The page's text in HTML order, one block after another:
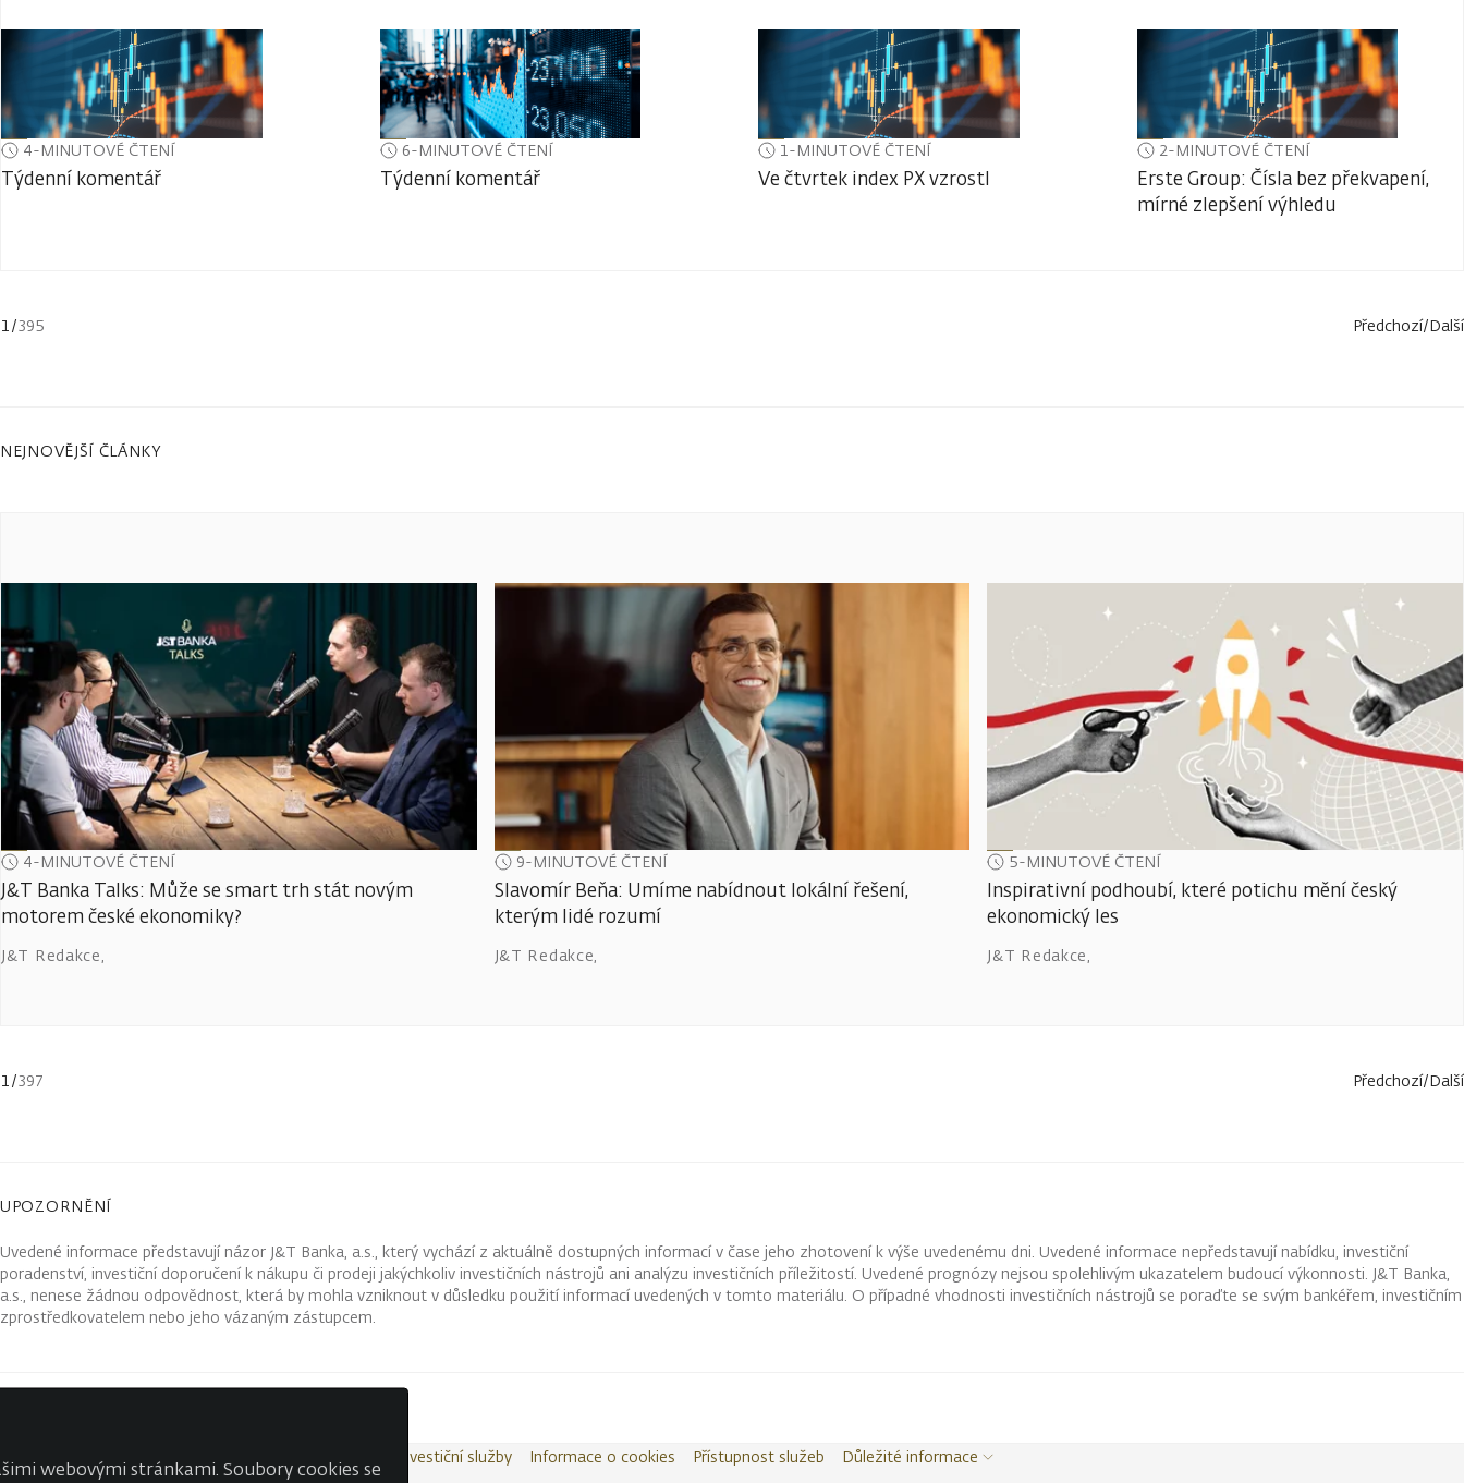
4-MINUTOVÉ ČTENÍ
Týdenní komentář
6-MINUTOVÉ ČTENÍ
Týdenní komentář
1-MINUTOVÉ ČTENÍ
Ve čtvrtek index PX vzrostl
2-MINUTOVÉ ČTENÍ
Erste Group: Čísla bez překvapení,
mírné zlepšení výhledu
1 /395 Předchozí/Další
NEJNOVĚJŠÍ ČLÁNKY
4-MINUTOVÉ ČTENÍ
J&T Banka Talks: Může se smart trh stát novým
motorem české ekonomiky?
J&T Redakce,
9-MINUTOVÉ ČTENÍ
Slavomír Beňa: Umíme nabídnout lokální řešení,
kterým lidé rozumí
J&T Redakce,
5-MINUTOVÉ ČTENÍ
Inspirativní podhoubí, které potichu mění český
ekonomický les
J&T Redakce,
1/397 Předchozí/Další
UPOZORNĚNÍ
Uvedené informace představují názor J&T Banka, a.s., který vychází z aktuálně dostupných informací v čase jeho zhotovení k výše uvedenému dni. Uvedené informace nepředstavují nabídku, investiční
poradenství, investiční doporučení k nákupu či prodeji jakýchkoliv investičních nástrojů ani analýzu investičních příležitostí. Uvedené prognózy nejsou spolehlivým ukazatelem budoucí výkonnosti. J&T Banka,
a.s., nenese žádnou odpovědnost, která by mohla vzniknout v důsledku použití informací uvedených v tomto materiálu. O případné vhodnosti investičních nástrojů se poraďte se svým bankéřem, investičním
zprostředkovatelem nebo jeho vázaným zástupcem.
Kontakty Wealth Report Investiční služby Informace o cookies Přístupnost služeb Důležité informace
webovými stránkami. Soubory cookies se